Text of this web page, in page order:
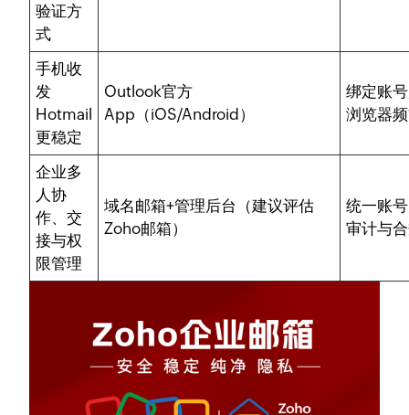
验证方
式
手机收
发
Hotmail
更稳定
Outlook官方
App（iOS/Android）
绑定账
浏览器
企业多
人协
作、交
接与权
限管理
域名邮箱+管理后台（建议评估
Zoho邮箱）
统一账
审计与